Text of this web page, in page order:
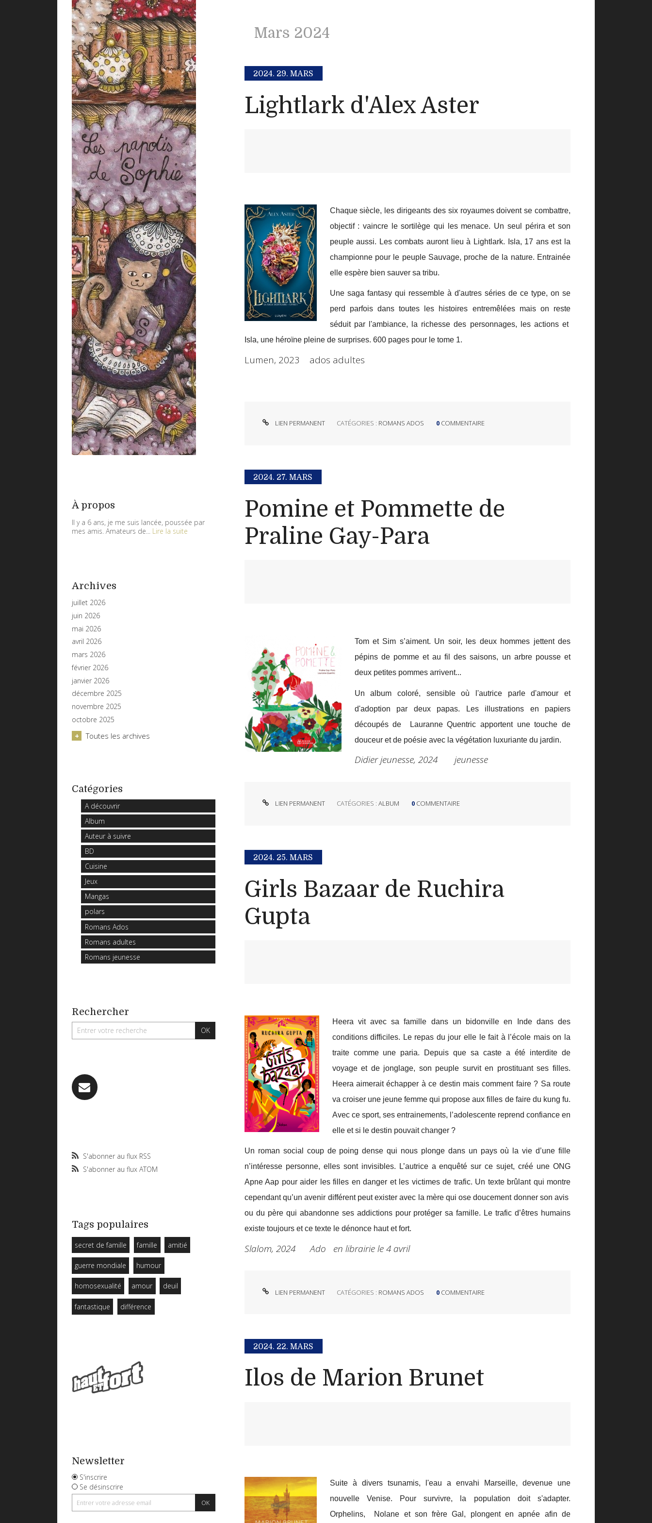
À propos
Il y a 6 ans, je me suis lancée, poussée par
mes amis. Amateurs de...
Lire la suite
Archives
juillet 2026
juin 2026
mai 2026
avril 2026
mars 2026
février 2026
janvier 2026
décembre 2025
novembre 2025
octobre 2025
Toutes les archives
Catégories
A découvrir
Album
Auteur à suivre
BD
Cuisine
Jeux
Mangas
polars
Romans Ados
Romans adultes
Romans jeunesse
Rechercher
S'abonner au flux RSS
S'abonner au flux ATOM
Tags populaires
secret de famille famille amitié
guerre mondiale humour
homosexualité amour deuil
fantastique différence
Newsletter
S'inscrire
Se désinscrire
Mars 2024
2024. 29. MARS
Lightlark d'Alex Aster
Chaque siècle, les dirigeants des six royaumes doivent se combattre,
objectif : vaincre le sortilège qui les menace. Un seul périra et son
peuple aussi. Les combats auront lieu à Lightlark. Isla, 17 ans est la
championne pour le peuple Sauvage, proche de la nature. Entrainée
elle espère bien sauver sa tribu.
Une saga fantasy qui ressemble à d'autres séries de ce type, on se
perd parfois dans toutes les histoires entremêlées mais on reste
séduit par l'ambiance, la richesse des personnages, les actions et
Isla, une héroïne pleine de surprises. 600 pages pour le tome 1.
Lumen, 2023 ados adultes
LIEN PERMANENT CATÉGORIES : ROMANS ADOS 0 COMMENTAIRE
2024. 27. MARS
Pomine et Pommette de
Praline Gay-Para
Tom et Sim s’aiment. Un soir, les deux hommes jettent des
pépins de pomme et au fil des saisons, un arbre pousse et
deux petites pommes arrivent...
Un album coloré, sensible où l'autrice parle d'amour et
d'adoption par deux papas. Les illustrations en papiers
découpés de Lauranne Quentric apportent une touche de
douceur et de poésie avec la végétation luxuriante du jardin.
Didier jeunesse, 2024 jeunesse
LIEN PERMANENT CATÉGORIES :ALBUM 0 COMMENTAIRE
2024. 25. MARS
Girls Bazaar de Ruchira
Gupta
Heera vit avec sa famille dans un bidonville en Inde dans des
conditions difficiles. Le repas du jour elle le fait à l’école mais on la
traite comme une paria. Depuis que sa caste a été interdite de
voyage et de jonglage, son peuple survit en prostituant ses filles.
Heera aimerait échapper à ce destin mais comment faire ? Sa route
va croiser une jeune femme qui propose aux filles de faire du kung fu.
Avec ce sport, ses entrainements, l’adolescente reprend confiance en
elle et si le destin pouvait changer ?
Un roman social coup de poing dense qui nous plonge dans un pays où la vie d’une fille
n’intéresse personne, elles sont invisibles. L’autrice a enquêté sur ce sujet, créé une ONG
Apne Aap pour aider les filles en danger et les victimes de trafic. Un texte brûlant qui montre
cependant qu’un avenir différent peut exister avec la mère qui ose doucement donner son avis
ou du père qui abandonne ses addictions pour protéger sa famille. Le trafic d’êtres humains
existe toujours et ce texte le dénonce haut et fort.
Slalom, 2024 Ado en librairie le 4 avril
LIEN PERMANENT CATÉGORIES : ROMANS ADOS 0 COMMENTAIRE
2024. 22. MARS
Ilos de Marion Brunet
Suite à divers tsunamis, l'eau a envahi Marseille, devenue une
nouvelle Venise. Pour survivre, la population doit s'adapter.
Orphelins, Nolane et son frère Gal, plongent en apnée afin de